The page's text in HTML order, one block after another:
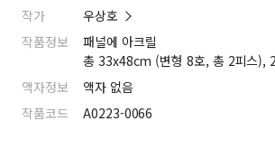
작가
우상호
작품정보
패널에 아크릴
총 33x48cm (변형 8호, 총 2피스),
액자정보
액자 없음
작품코드
A0223-0066